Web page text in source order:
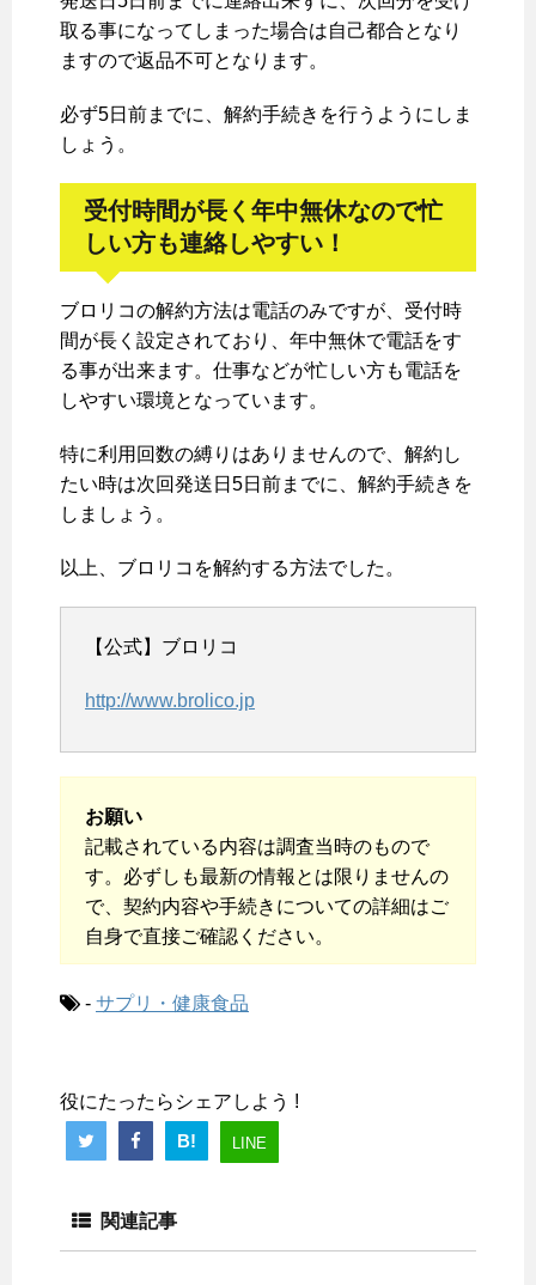
取る事になってしまった場合は自己都合となり
ますので返品不可となります。
必ず5日前までに、解約手続きを行うようにしま
しょう。
受付時間が長く年中無休なので忙
しい方も連絡しやすい！
ブロリコの解約方法は電話のみですが、受付時
間が長く設定されており、年中無休で電話をす
る事が出来ます。仕事などが忙しい方も電話を
しやすい環境となっています。
特に利用回数の縛りはありませんので、解約し
たい時は次回発送日5日前までに、解約手続きを
しましょう。
以上、ブロリコを解約する方法でした。
【公式】ブロリコ
http://www.brolico.jp
お願い
記載されている内容は調査当時のもので
す。必ずしも最新の情報とは限りませんの
で、契約内容や手続きについての詳細はご
自身で直接ご確認ください。
- サプリ・健康食品
役にたったらシェアしよう !
B!
LINE
関連記事